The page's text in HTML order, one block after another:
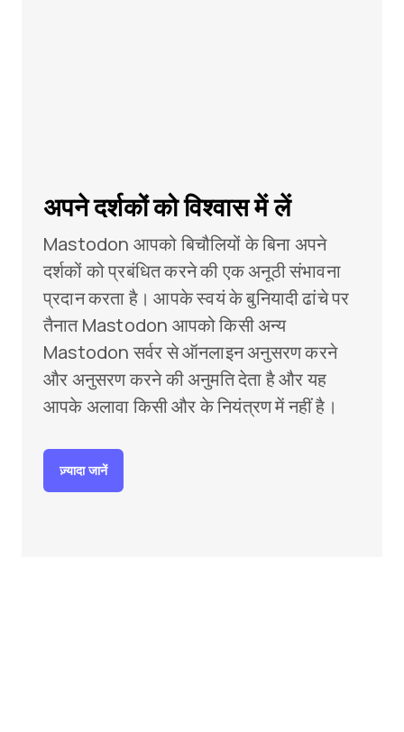
अपने दर्शकों को विश्वास में लें
Mastodon आपको बिचौलियों के बिना अपने
दर्शकों को प्रबंधित करने की एक अनूठी संभावना
प्रदान करता है। आपके स्वयं के बुनियादी ढांचे पर
तैनात Mastodon आपको किसी अन्य
Mastodon सर्वर से ऑनलाइन अनुसरण करने
और अनुसरण करने की अनुमति देता है और यह
आपके अलावा किसी और के नियंत्रण में नहीं है।
ज़्यादा जानें